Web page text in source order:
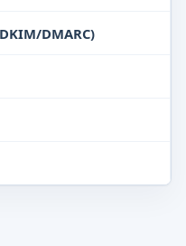
DMARC)